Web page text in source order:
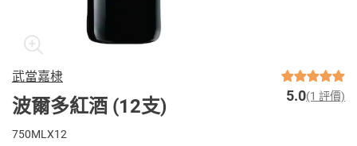
武當嘉棣
波爾多紅酒 (12支) 5.0(1 評價)
750MLX12